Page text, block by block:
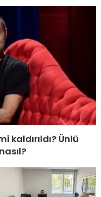
kaldırıldı? Ünlü